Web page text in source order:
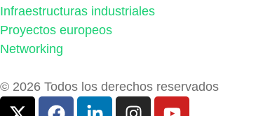
Infraestructuras industriales
Proyectos europeos
Networking
© 2026 Todos los derechos reservados